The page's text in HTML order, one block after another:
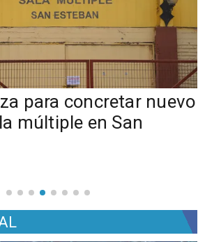
para concretar nuevo
múltiple en San